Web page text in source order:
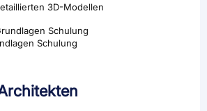
3D-Modellen
Schulung